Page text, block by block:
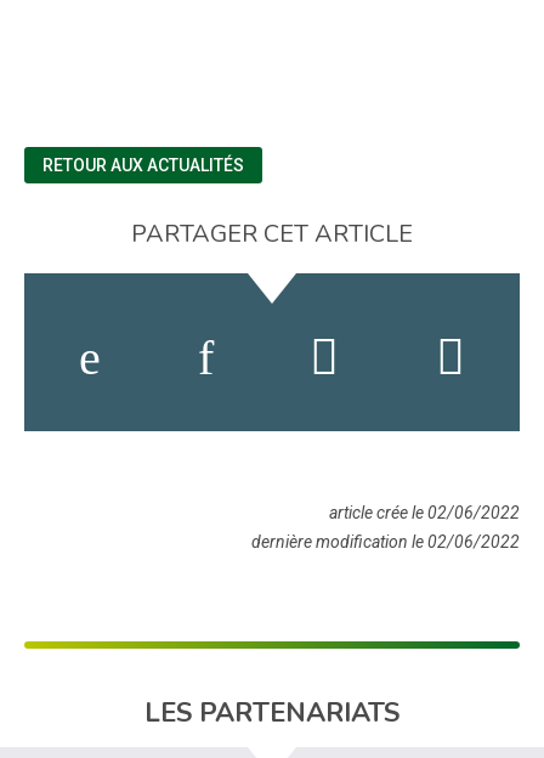
RETOUR AUX ACTUALITÉS
PARTAGER CET ARTICLE
article crée le 02/06/2022
dernière modification le 02/06/2022
LES PARTENARIATS